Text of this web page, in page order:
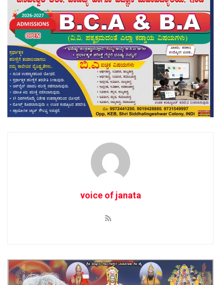
voice of janata